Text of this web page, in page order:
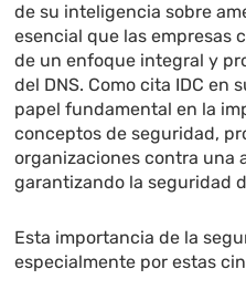
de su inteligencia sobre
esencial que las empresas
de un enfoque integral y
del DNS. Como cita IDC en
papel fundamental en la
conceptos de seguridad,
organizaciones contra una
garantizando la seguridad
Esta importancia de la
especialmente por estas